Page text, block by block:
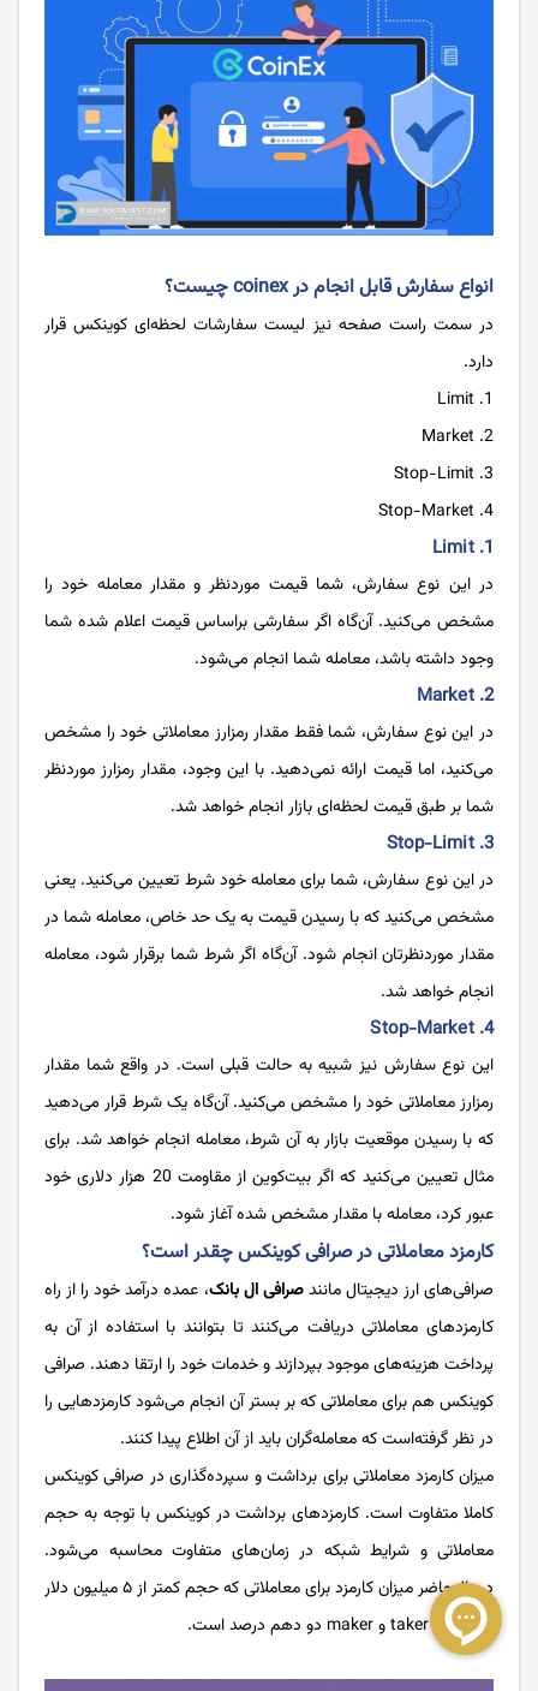
انواع سفارش‌ قابل انجام در coinex چیست؟
در سمت راست صفحه نیز لیست سفارشات لحظه‌ای کوینکس قرار
دارد.
Limit
Market
Stop-Limit
Stop-Market
1. Limit
در این نوع سفارش، شما قیمت موردنظر و مقدار معامله خود را
مشخص می‌کنید. آن‌گاه اگر سفارشی براساس قیمت اعلام شده شما
وجود داشته باشد، معامله شما انجام می‌شود.
2. Market
در این نوع سفارش، شما فقط مقدار رمزارز معاملاتی خود را مشخص
می‌کنید، اما قیمت ارائه نمی‌دهید. با این وجود، مقدار رمزارز موردنظر
شما بر طبق قیمت لحظه‌ای بازار انجام خواهد شد.
3. Stop-Limit
در این نوع سفارش، شما برای معامله خود شرط تعیین می‌‌کنید. یعنی
مشخص می‌کنید که با رسیدن قیمت به یک حد خاص، معامله شما در
مقدار موردنظرتان انجام شود. آن‌گاه اگر شرط شما برقرار شود، معامله
انجام خواهد شد.
4. Stop-Market
این نوع سفارش نیز شبیه به حالت قبلی است. در واقع شما مقدار
رمزارز معاملاتی خود را مشخص می‌کنید. آن‌گاه یک شرط قرار می‌دهید
که با رسیدن موقعیت بازار به آن شرط، معامله انجام خواهد شد. برای
مثال تعیین می‌کنید که اگر بیت‌کوین از مقاومت 20 هزار دلاری خود
عبور کرد، معامله با مقدار مشخص شده آغاز شود.
کارمزد معاملاتی در صرافی کوینکس چقدر است؟
صرافی‌های ارز دیجیتال مانندصرافی ال بانک، عمده درآمد خود را از راه
کارمزدهای معاملاتی دریافت می‌کنند تا بتوانند با استفاده از آن به
پرداخت هزینه‌های موجود بپردازند و خدمات خود را ارتقا دهند. صرافی
کوینکس هم برای معاملاتی که بر بستر آن انجام می‌شود کارمزد‌هایی را
در نظر گرفته‌است که معامله‌گران باید از آن اطلاع پیدا کنند.
میزان کارمزد معاملاتی برای برداشت و سپرده‌گذاری در صرافی کوینکس
کاملا متفاوت است. کارمزدهای برداشت در کوینکس با توجه به حجم
معاملاتی و شرایط شبکه در زمان‌های متفاوت محاسبه می‌شود.
درحال‌حاضر میزان کارمزد برای معاملاتی که حجم کمتر از ۵ میلیون دلار
دارند برای taker و maker دو دهم درصد است.